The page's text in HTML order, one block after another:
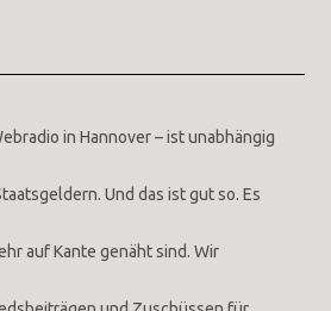
in Hannover – ist unabhängig
Und das ist gut so. Es
auf Kante genäht sind. Wir